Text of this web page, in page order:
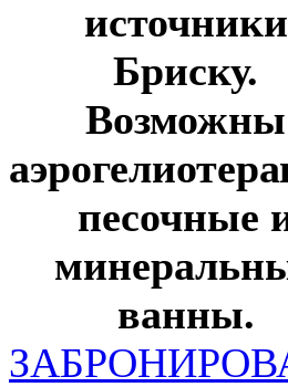
источники
Бриску.
Возможны
песочные
ванны.